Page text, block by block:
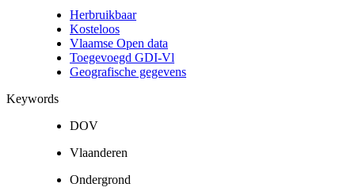
Herbruikbaar
Kosteloos
Vlaamse Open data
Toegevoegd GDI-Vl
Geografische gegevens
Keywords
DOV
Vlaanderen
Ondergrond